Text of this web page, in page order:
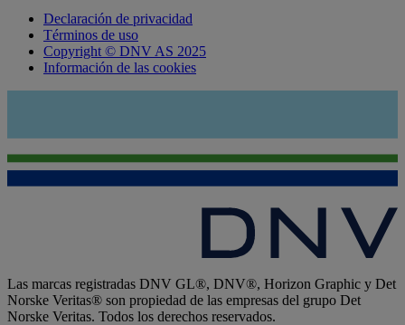
Declaración de privacidad
Términos de uso
Copyright © DNV AS 2025
Información de las cookies
Las marcas registradas DNV GL®, DNV®, Horizon Graphic y Det
Norske Veritas® son propiedad de las empresas del grupo Det
Norske Veritas. Todos los derechos reservados.